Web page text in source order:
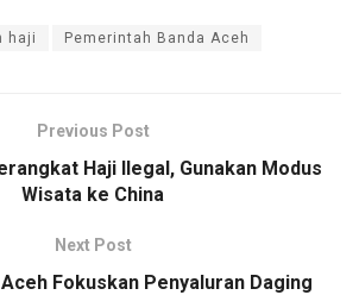
haji Pemerintah Banda Aceh
Previous Post
Haji Ilegal, Gunakan Modus
Wisata ke China
Next Post
Fokuskan Penyaluran Daging